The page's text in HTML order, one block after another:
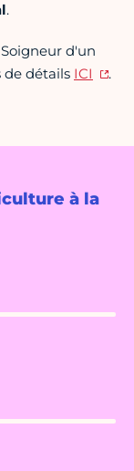
à la
.
d'un
de détails ICI .